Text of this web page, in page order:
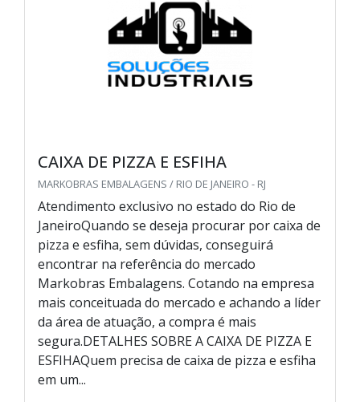
CAIXA DE PIZZA E ESFIHA
MARKOBRAS EMBALAGENS / RIO DE JANEIRO - RJ
Atendimento exclusivo no estado do Rio de
JaneiroQuando se deseja procurar por caixa de
pizza e esfiha, sem dúvidas, conseguirá
encontrar na referência do mercado
Markobras Embalagens. Cotando na empresa
mais conceituada do mercado e achando a líder
da área de atuação, a compra é mais
segura.DETALHES SOBRE A CAIXA DE PIZZA E
ESFIHAQuem precisa de caixa de pizza e esfiha
em um...